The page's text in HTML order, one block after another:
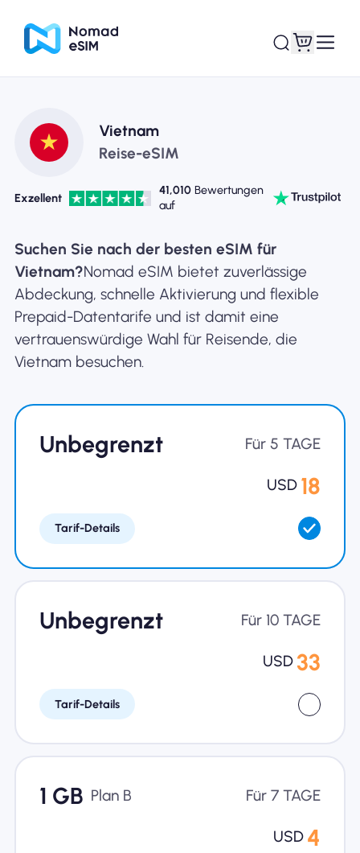
Anmelden /
Registrieren
Shop-Tarife
Über eSIM
Verwendung einer eSIM
Für das Geschäft
Vietnam
Reise-eSIM
Exzellent
41,010 Bewertungen
auf
Suchen Sie nach der besten eSIM für
Vietnam?Nomad eSIM bietet zuverlässige
Abdeckung, schnelle Aktivierung und flexible
Prepaid-Datentarife und ist damit eine
vertrauenswürdige Wahl für Reisende, die
Vietnam besuchen.
Unbegrenzt Für 5 TAGE
USD 18
Tarif-Details
Unbegrenzt Für 10 TAGE
USD 33
Tarif-Details
1 GB Plan B Für 7 TAGE
USD 4